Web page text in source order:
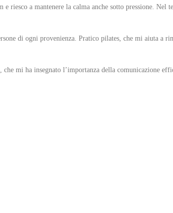
riesco a mantenere la calma anche sotto pressione.
di ogni provenienza. Pratico pilates, che mi aiuta a
mi ha insegnato l’importanza della comunicazione